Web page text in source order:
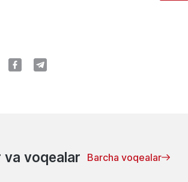
va voqealar Barcha voqealar